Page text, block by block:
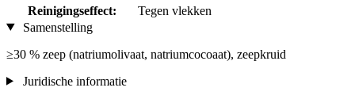
Reinigingseffect:
Tegen vlekken
Samenstelling
≥30 % zeep (natriumolivaat, natriumcocoaat), zeepkruid
Juridische informatie